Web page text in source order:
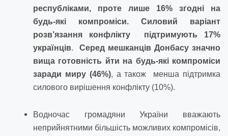
республіками, проте лише 16% згодні на
будь-які компроміси. Силовий варіант
розв’язання конфлікту підтримують 17%
українців. Серед мешканців Донбасу значно
вища готовність йти на будь-які компроміси
заради миру (46%), а також менша підтримка
силового вирішення конфлікту (10%).
Водночас громадяни України вважають
неприйнятними більшість можливих компромісів,